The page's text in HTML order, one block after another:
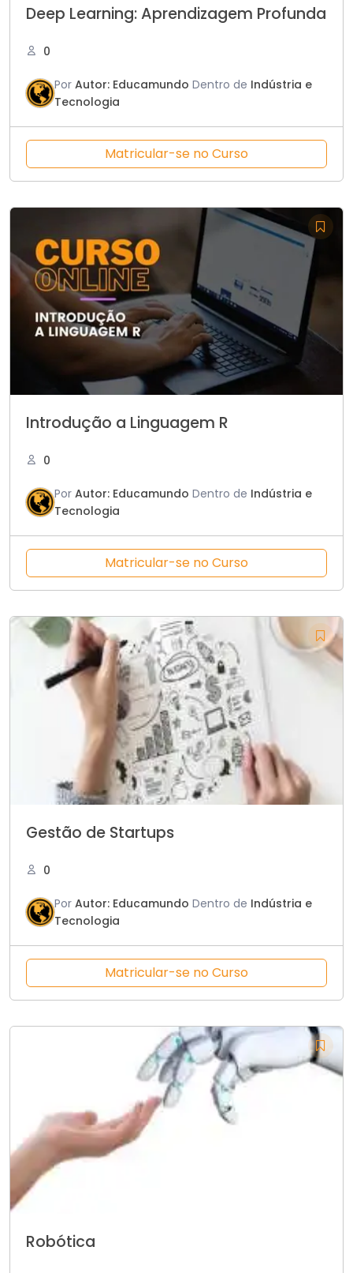
Deep Learning: Aprendizagem Profunda
0
Por Autor: Educamundo Dentro de Indústria e
Tecnologia
Matricular-se no Curso
Introdução a Linguagem R
0
Por Autor: Educamundo Dentro de Indústria e
Tecnologia
Matricular-se no Curso
Gestão de Startups
0
Por Autor: Educamundo Dentro de Indústria e
Tecnologia
Matricular-se no Curso
Robótica